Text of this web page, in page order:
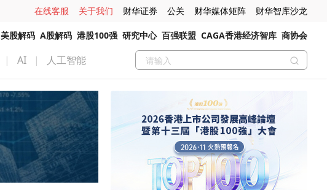
在线客服 关于我们 财华证券 公关 财华媒体矩阵 财华智库沙龙
美股解码 A股解码 港股100强 研究中心 百强联盟 CAGA香港经济智库 商协会
| AI | 人工智能